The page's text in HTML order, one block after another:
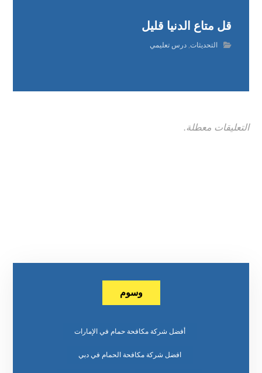
قل متاع الدنيا قليل
التحديثات ,درس تعليمي
التعليقات معطلة.
وسوم
أفضل شركة مكافحة حمام في الإمارات
افضل شركة مكافحة الحمام في دبي